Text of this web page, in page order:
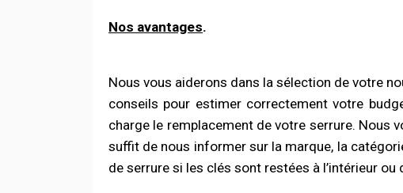
Nos avantages.
Nous vous aiderons dans la sélection de votre
conseils pour estimer correctement votre
charge le remplacement de votre serrure. Nous
suffit de nous informer sur la marque, la
de serrure si les clés sont restées à l’intérieur ou